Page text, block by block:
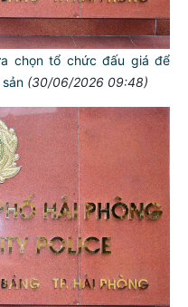
chọn tổ chức đấu giá để
(30/06/2026 09:48)